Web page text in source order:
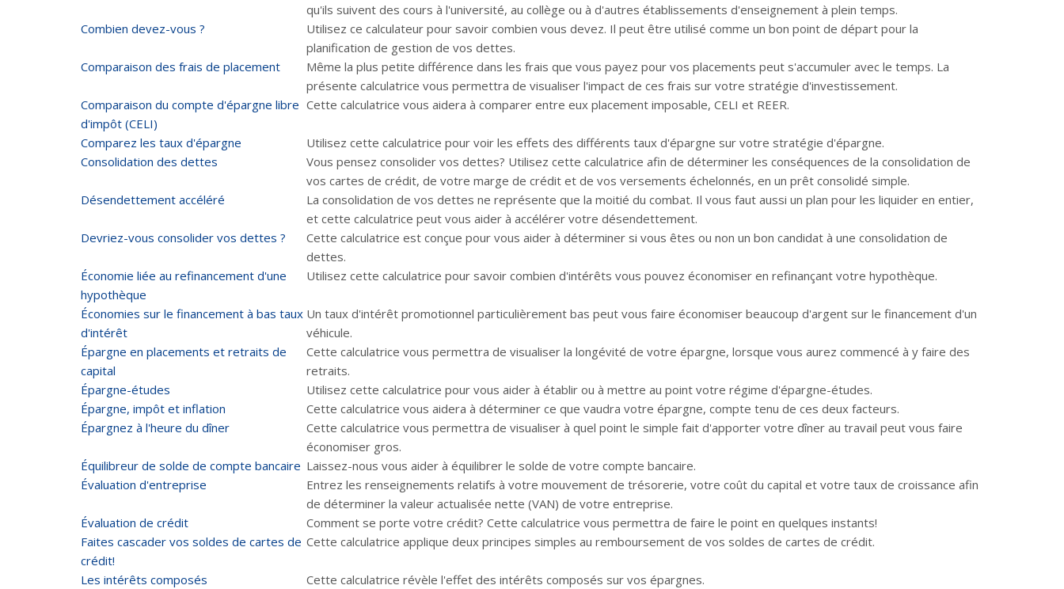
qu'ils suivent des cours à l'université, au collège ou à d'autres établissements d'enseignement à plein temps.
Combien devez-vous ?
Utilisez ce calculateur pour savoir combien vous devez. Il peut être utilisé comme un bon point de départ pour la
planification de gestion de vos dettes.
Comparaison des frais de placement
Même la plus petite différence dans les frais que vous payez pour vos placements peut s'accumuler avec le temps. La
présente calculatrice vous permettra de visualiser l'impact de ces frais sur votre stratégie d'investissement.
Comparaison du compte d'épargne libre
d'impôt (CELI)
Cette calculatrice vous aidera à comparer entre eux placement imposable, CELI et REER.
Comparez les taux d'épargne
Utilisez cette calculatrice pour voir les effets des différents taux d'épargne sur votre stratégie d'épargne.
Consolidation des dettes
Vous pensez consolider vos dettes? Utilisez cette calculatrice afin de déterminer les conséquences de la consolidation de
vos cartes de crédit, de votre marge de crédit et de vos versements échelonnés, en un prêt consolidé simple.
Désendettement accéléré
La consolidation de vos dettes ne représente que la moitié du combat. Il vous faut aussi un plan pour les liquider en entier,
et cette calculatrice peut vous aider à accélérer votre désendettement.
Devriez-vous consolider vos dettes ?
Cette calculatrice est conçue pour vous aider à déterminer si vous êtes ou non un bon candidat à une consolidation de
dettes.
Économie liée au refinancement d'une
hypothèque
Utilisez cette calculatrice pour savoir combien d'intérêts vous pouvez économiser en refinançant votre hypothèque.
Économies sur le financement à bas taux
d'intérêt
Un taux d'intérêt promotionnel particulièrement bas peut vous faire économiser beaucoup d'argent sur le financement d'un
véhicule.
Épargne en placements et retraits de
capital
Cette calculatrice vous permettra de visualiser la longévité de votre épargne, lorsque vous aurez commencé à y faire des
retraits.
Épargne-études
Utilisez cette calculatrice pour vous aider à établir ou à mettre au point votre régime d'épargne-études.
Épargne, impôt et inflation
Cette calculatrice vous aidera à déterminer ce que vaudra votre épargne, compte tenu de ces deux facteurs.
Épargnez à l'heure du dîner
Cette calculatrice vous permettra de visualiser à quel point le simple fait d'apporter votre dîner au travail peut vous faire
économiser gros.
Équilibreur de solde de compte bancaire Laissez-nous vous aider à équilibrer le solde de votre compte bancaire.
Évaluation d'entreprise
Entrez les renseignements relatifs à votre mouvement de trésorerie, votre coût du capital et votre taux de croissance afin
de déterminer la valeur actualisée nette (VAN) de votre entreprise.
Évaluation de crédit
Comment se porte votre crédit? Cette calculatrice vous permettra de faire le point en quelques instants!
Faites cascader vos soldes de cartes de
crédit!
Cette calculatrice applique deux principes simples au remboursement de vos soldes de cartes de crédit.
Les intérêts composés
Cette calculatrice révèle l'effet des intérêts composés sur vos épargnes.